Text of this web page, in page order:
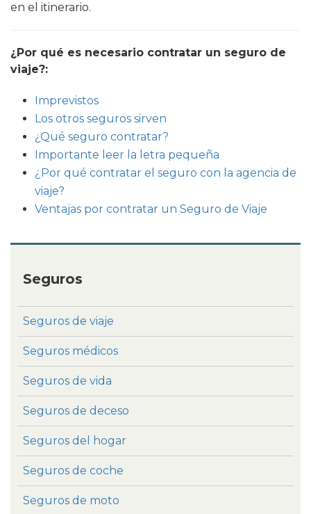
en el itinerario.
¿Por qué es necesario contratar un seguro de
viaje?:
Imprevistos
Los otros seguros sirven
¿Qué seguro contratar?
Importante leer la letra pequeña
¿Por qué contratar el seguro con la agencia de
viaje?
Ventajas por contratar un Seguro de Viaje
Seguros
Seguros de viaje
Seguros médicos
Seguros de vida
Seguros de deceso
Seguros del hogar
Seguros de coche
Seguros de moto